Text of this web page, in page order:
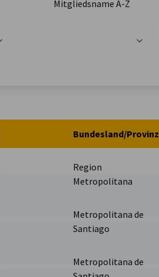
Mitgliedsname A-Z
Bundesland/Provinz
Region
Metropolitana
Metropolitana de
Santiago
Metropolitana de